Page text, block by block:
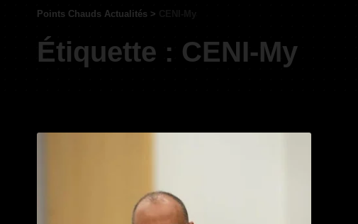
Points Chauds Actualités >
Étiquette : CENI-My